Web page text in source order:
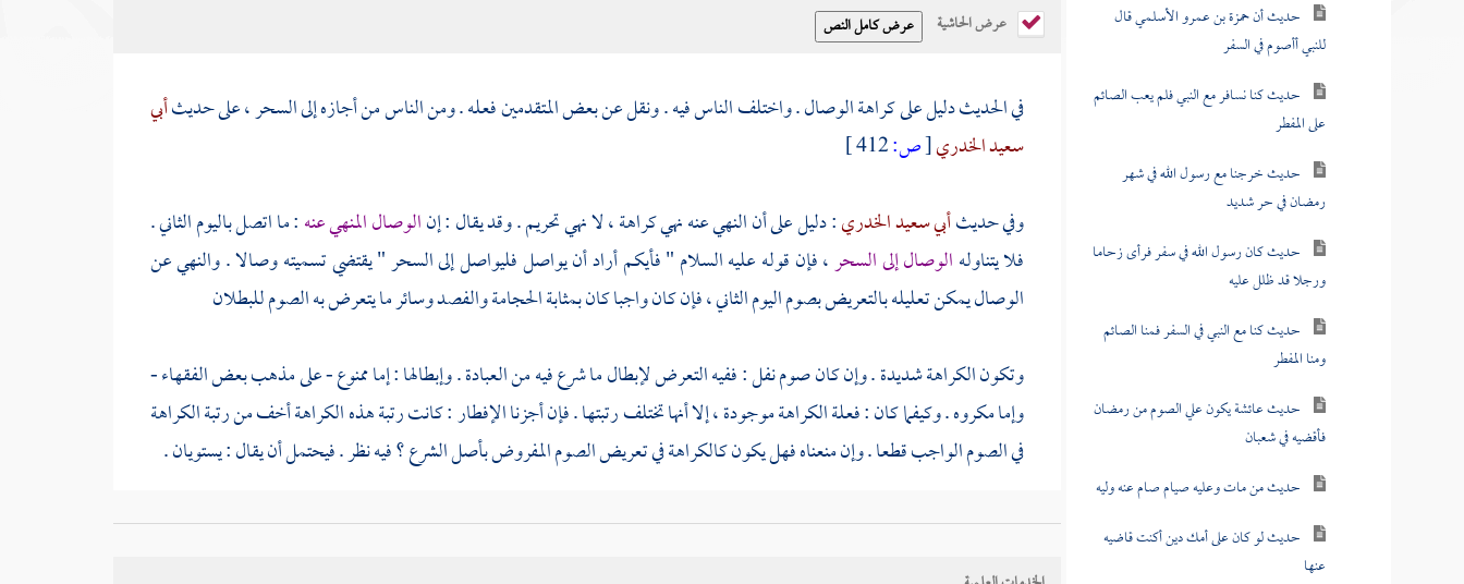
حديث أن حمزة بن عمرو الأسلمي قال
للنبي أأصوم في السفر
حديث كنا نسافر مع النبي فلم يعب الصائم
على المفطر
حديث خرجنا مع رسول الله في شهر
رمضان في حر شديد
حديث كان رسول الله في سفر فرأى زحاما
ورجلا قد ظلل عليه
حديث كنا مع النبي في السفر فمنا الصائم
ومنا المفطر
حديث عائشة يكون علي الصوم من رمضان
فأقضيه في شعبان
حديث من مات وعليه صيام صام عنه وليه
حديث لو كان على أمك دين أكنت قاضيه
عنها
عرض الحاشية
في الحديث دليل على كراهة الوصال . واختلف الناس فيه . ونقل عن بعض المتقدمين فعله . ومن الناس من أجازه إلى السحر ، على حديثأبي
سعيد الخدري[ص:
وفي حديثأبي سعيد الخدري: دليل على أن النهي عنه نهي كراهة ، لا نهي تحريم . وقد يقال : إنالوصال المنهي عنه: ما اتصل باليوم الثاني .
فلا يتناولهالوصال إلى السحر، فإن قوله عليه السلام " فأيكم أراد أن يواصل فليواصل إلى السحر " يقتضي تسميته وصالا . والنهي عن
الوصال يمكن تعليله بالتعريض بصوم اليوم الثاني ، فإن كان واجبا كان بمثابة الحجامة والفصد وسائر ما يتعرض به الصوم للبطلان
وتكون الكراهة شديدة . وإن كان صوم نفل : ففيه التعرض لإبطال ما شرع فيه من العبادة . وإبطالها : إما ممنوع - على مذهب بعض الفقهاء -
وإما مكروه . وكيفما كان : فعلة الكراهة موجودة ، إلا أنها تختلف رتبتها . فإن أجزنا الإفطار : كانت رتبة هذه الكراهة أخف من رتبة الكراهة
في الصوم الواجب قطعا . وإن منعناه فهل يكون كالكراهة في تعريض الصوم المفروض بأصل الشرع ؟ فيه نظر . فيحتمل أن يقال : يستويان .
لاستوائهما في الوجوب . ويحتمل أن يقال : لا يستويان ; لأن ما ثبت بأصل الشرع ، فالمصالح المتعلقة به أقوى وأرجح ; لأنها انتهضت سببا
للوجوب . وأما ما ثبت وجوبه بالنذر - وإن كان مساويا للواجب بأصل الشرع في أصل الوجوب - فلا يساويه في مقدار المصلحة . فإن